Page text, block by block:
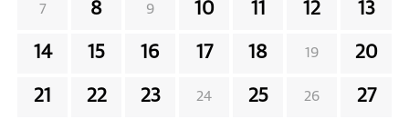
7 8 9 10 11 12 13
14 15 16 17 18 19 20
21 22 23 24 25 26 27